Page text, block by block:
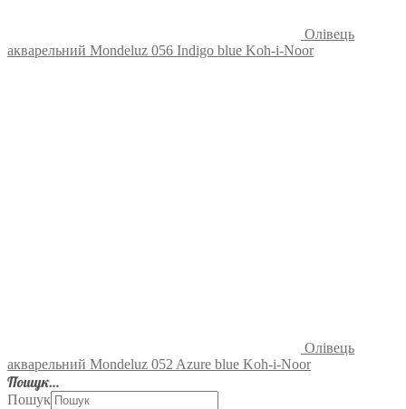
Олівець
акварельний Mondeluz 056 Indigo blue Koh-i-Noor
Олівець
акварельний Mondeluz 052 Azure blue Koh-i-Noor
Пошук…
Пошук